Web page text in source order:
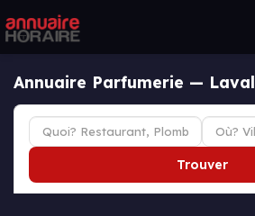
Annuaire Parfumerie — Laval
Trouver